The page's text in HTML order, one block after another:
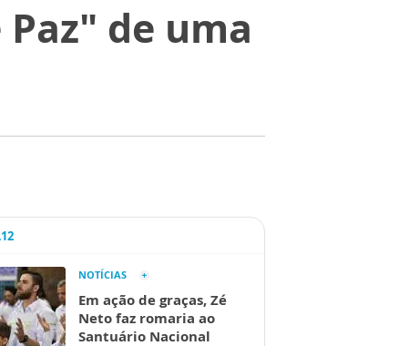
de uma
NOTÍCIAS
Em ação de graças, Zé
Neto faz romaria ao
Santuário Nacional